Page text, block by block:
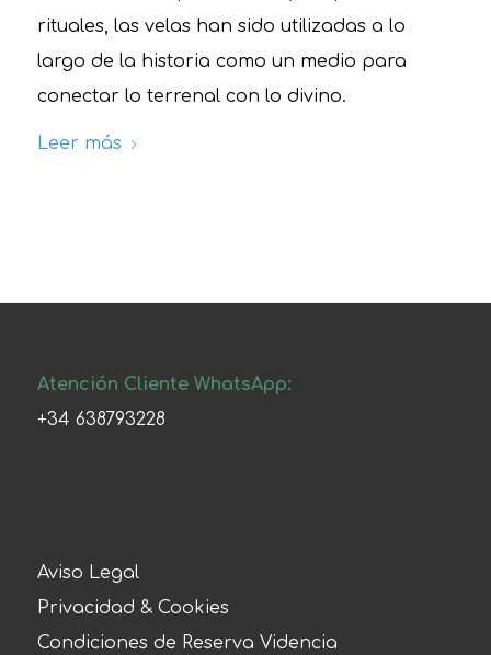
rituales, las velas han sido utilizadas a lo
largo de la historia como un medio para
conectar lo terrenal con lo divino.
Leer más
Atención Cliente WhatsApp:
+34 638793228
Aviso Legal
Privacidad & Cookies
Condiciones de Reserva Videncia